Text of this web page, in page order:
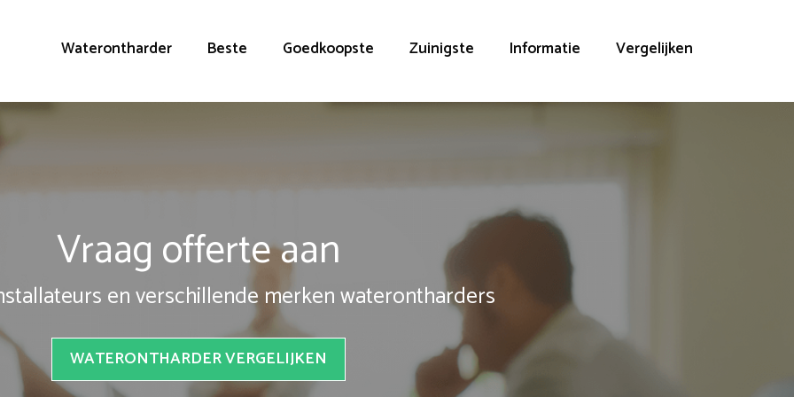
Waterontharder Beste Goedkoopste Zuinigste Informatie Vergelijken
Vraag offerte aan
en verschillende merken waterontharders
WATERONTHARDER VERGELIJKEN